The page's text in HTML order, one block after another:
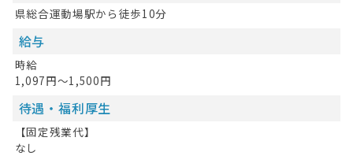
県総合運動場駅から徒歩10分
給与
時給
1,097円～1,500円
待遇・福利厚生
【固定残業代】
なし